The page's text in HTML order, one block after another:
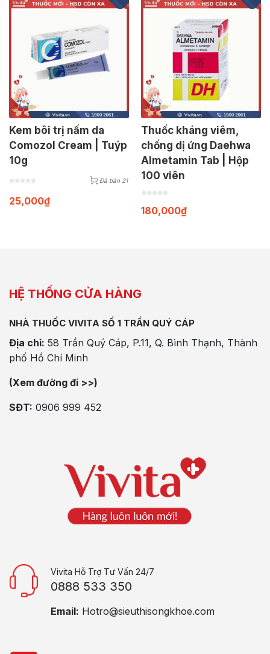
Kem bôi trị nấm da
Comozol Cream | Tuýp
10g
Đã bán 21
25,000₫
Thuốc kháng viêm,
chống dị ứng Daehwa
Almetamin Tab | Hộp
100 viên
180,000₫
HỆ THỐNG CỬA HÀNG
NHÀ THUỐC VIVITA SỐ 1 TRẦN QUÝ CÁP
Địa chỉ: 58 Trần Quý Cáp, P.11, Q. Bình Thạnh, Thành
phố Hồ Chí Minh
(Xem đường đi >>)
SĐT: 0906 999 452
Vivita Hỗ Trợ Tư Vấn 24/7
0888 533 350
Email: Hotro@sieuthisongkhoe.com